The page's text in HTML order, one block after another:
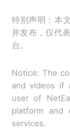
特别声明：本
并发布，仅代
台。
Notice: The
and videos if
user of
platform and
services.